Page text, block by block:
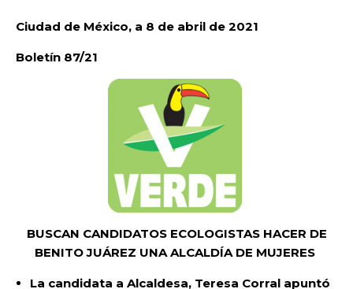
Ciudad de México, a 8 de abril de 2021
Boletín 87/21
BUSCAN CANDIDATOS ECOLOGISTAS HACER DE
BENITO JUÁREZ UNA ALCALDÍA DE MUJERES
La candidata a Alcaldesa, Teresa Corral apuntó